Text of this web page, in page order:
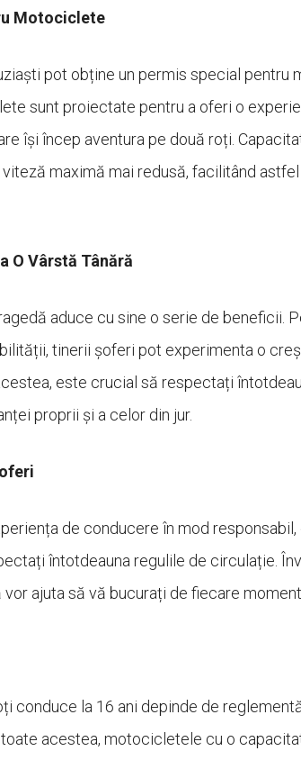
Motociclete
pot obține un permis special
sunt proiectate pentru a oferi o
își încep aventura pe două roți.
maximă mai redusă, facilitând
O Vârstă Tânără
aduce cu sine o serie de beneficii.
tinerii șoferi pot experimenta o
este crucial să respectați
proprii și a celor din jur.
de conducere în mod
întotdeauna regulile de circulație.
ajuta să vă bucurați de fiecare
conduce la 16 ani depinde de
toate acestea, motocicletele cu o